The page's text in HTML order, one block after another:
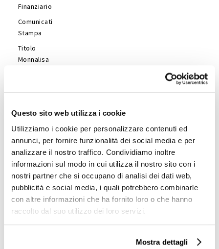
Questo sito web utilizza i cookie
Utilizziamo i cookie per personalizzare contenuti ed
annunci, per fornire funzionalità dei social media e per
analizzare il nostro traffico. Condividiamo inoltre
informazioni sul modo in cui utilizza il nostro sito con i
nostri partner che si occupano di analisi dei dati web,
pubblicità e social media, i quali potrebbero combinarle
con altre informazioni che ha fornito loro o che hanno
raccolto dal suo utilizzo dei loro servizi.
Mostra dettagli
Finanziario
Comunicati
Stampa
Titolo
Monnalisa
Presentations
Copertura
Analisti
Company
Profile
GOVERNANCE
Consiglio di
Amministrazione